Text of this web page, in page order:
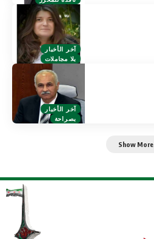
آخر الأخبار
بلا مجاملات
آخر الأخبار
بصراحة
Show More